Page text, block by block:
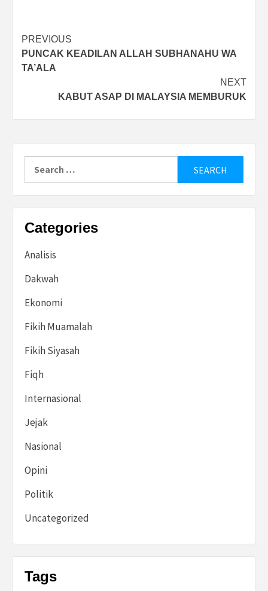
Post
navigation
PREVIOUS
PUNCAK KEADILAN ALLAH SUBHANAHU WA
TA’ALA
NEXT
KABUT ASAP DI MALAYSIA MEMBURUK
Categories
Analisis
Dakwah
Ekonomi
Fikih Muamalah
Fikih Siyasah
Fiqh
Internasional
Jejak
Nasional
Opini
Politik
Uncategorized
Tags